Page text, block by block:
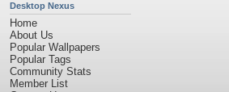
Desktop Nexus
Home
About Us
Popular Wallpapers
Popular Tags
Community Stats
Member List